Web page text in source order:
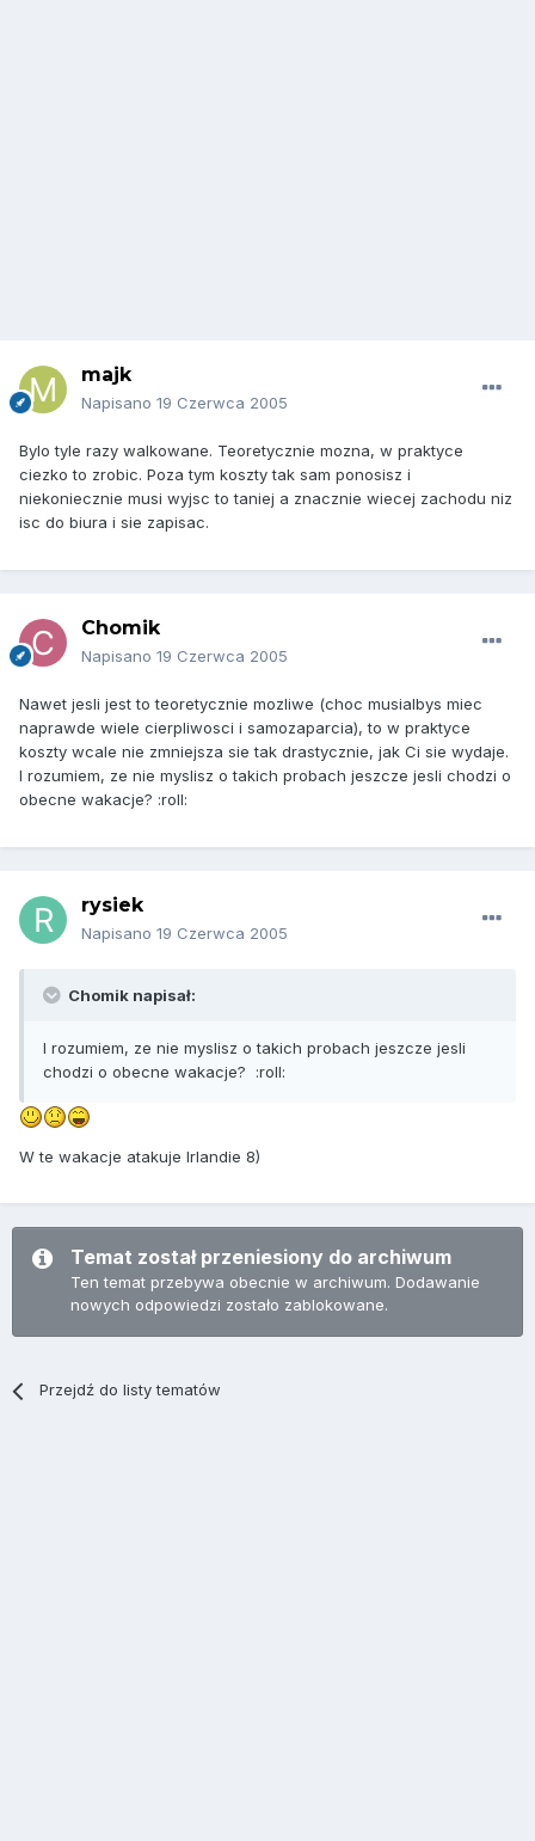
majk
Napisano 19 Czerwca 2005
Bylo tyle razy walkowane. Teoretycznie mozna, w praktyce
ciezko to zrobic. Poza tym koszty tak sam ponosisz i
niekoniecznie musi wyjsc to taniej a znacznie wiecej zachodu niz
isc do biura i sie zapisac.
Chomik
Napisano 19 Czerwca 2005
Nawet jesli jest to teoretycznie mozliwe (choc musialbys miec
naprawde wiele cierpliwosci i samozaparcia), to w praktyce
koszty wcale nie zmniejsza sie tak drastycznie, jak Ci sie wydaje.
I rozumiem, ze nie myslisz o takich probach jeszcze jesli chodzi o
obecne wakacje? :roll:
rysiek
Napisano 19 Czerwca 2005
Chomik napisał:
I rozumiem, ze nie myslisz o takich probach jeszcze jesli
chodzi o obecne wakacje? :roll:
W te wakacje atakuje Irlandie 8)
Temat został przeniesiony do archiwum
Ten temat przebywa obecnie w archiwum. Dodawanie
nowych odpowiedzi zostało zablokowane.
Przejdź do listy tematów